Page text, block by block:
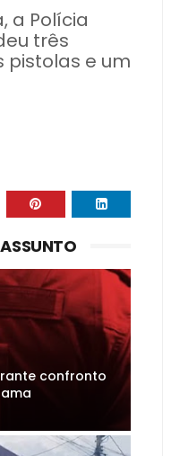
a Polícia
três
pistolas e um
confronto